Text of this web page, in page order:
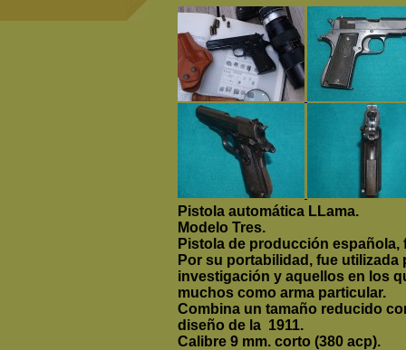
Pistola automática LLama.
Modelo Tres.
Pistola de producción
Por su portabilidad, fue
investigación y aquellos en los
muchos como arma particular.
Combina un tamaño reducido
diseño de la 1911.
Calibre 9 mm. corto (380 acp).